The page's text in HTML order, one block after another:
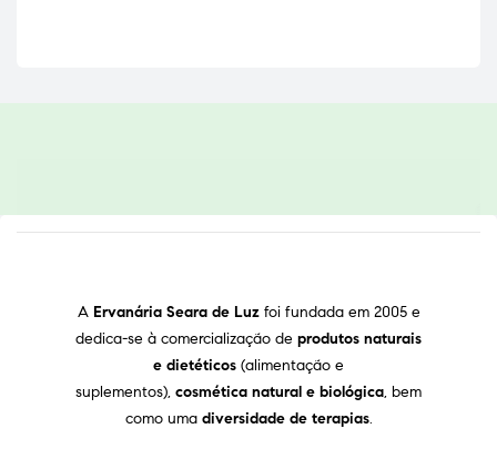
A Ervanária Seara de Luz foi fundada em 2005 e
dedica-se à comercialização de produtos naturais
e dietéticos (alimentação e
suplementos), cosmética natural e biológica, bem
como uma diversidade de terapias.